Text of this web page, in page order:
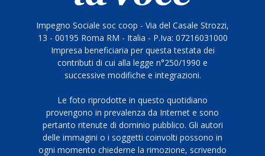
Impegno Sociale soc coop - Via del Casale Strozzi,
13 - 00195 Roma RM - Italia - P.Iva: 07216031000
Impresa beneficiaria per questa testata dei
contributi di cui alla legge n°250/1990 e
successive modifiche e integrazioni.
Le foto riprodotte in questo quotidiano
provengono in prevalenza da Internet e sono
pertanto ritenute di dominio pubblico. Gli autori
delle immagini o i soggetti coinvolti possono in
ogni momento chiederne la rimozione, scrivendo